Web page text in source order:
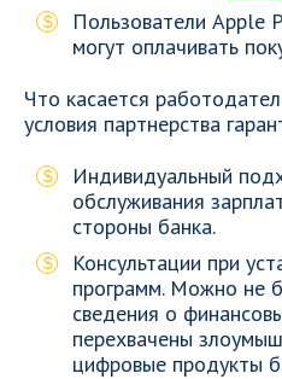
Пользователи Apple
могут оплачивать
Что касается
условия партнерства
Индивидуальный
обслуживания
стороны банка.
Консультации при
программ. Можно не
сведения о
перехвачены
цифровые продукты